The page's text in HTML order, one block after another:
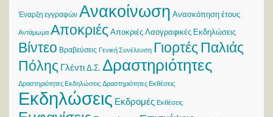
Έναρξη εγγραφών Ανακοίνωση Ανασκόπηση έτους
Αντάμωμα Αποκριές Αποκριές Λαογραφικές Εκδηλώσεις
Βίντεο Βραβεύσεις Γενική Συνέλευση Γιορτές Παλιάς
Πόλης ΓλέντιΔ.Σ. Δραστηριότητες
Δραστηριότητες Εκδηλώσεις Δραστηριότητες Εκθέσεις
Εκδηλώσεις Εκδρομές Εκθέσεις